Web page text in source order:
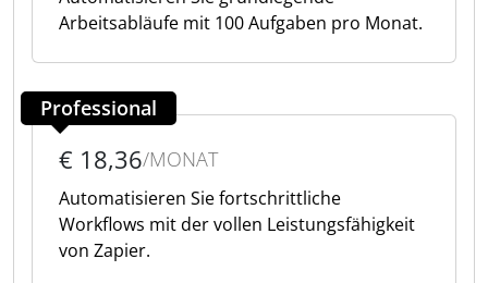
Arbeitsabläufe mit 100 Aufgaben pro Monat.
Professional
€ 18,36/MONAT
Automatisieren Sie fortschrittliche
Workflows mit der vollen Leistungsfähigkeit
von Zapier.